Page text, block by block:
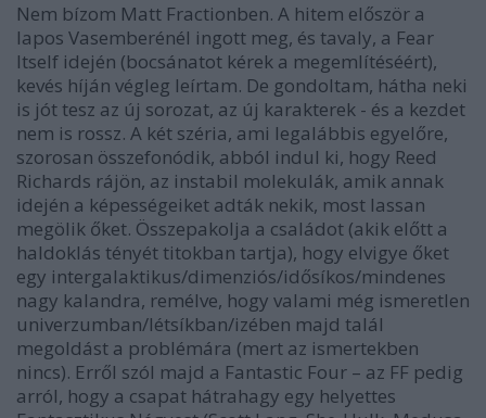
Nem bízom Matt Fractionben. A hitem először a
lapos Vasemberénél ingott meg, és tavaly, a Fear
Itself idején (bocsánatot kérek a megemlítéséért),
kevés híján végleg leírtam. De gondoltam, hátha neki
is jót tesz az új sorozat, az új karakterek - és a kezdet
nem is rossz. A két széria, ami legalábbis egyelőre,
szorosan összefonódik, abból indul ki, hogy Reed
Richards rájön, az instabil molekulák, amik annak
idején a képességeiket adták nekik, most lassan
megölik őket. Összepakolja a családot (akik előtt a
haldoklás tényét titokban tartja), hogy elvigye őket
egy intergalaktikus/dimenziós/idősíkos/mindenes
nagy kalandra, remélve, hogy valami még ismeretlen
univerzumban/létsíkban/izében majd talál
megoldást a problémára (mert az ismertekben
nincs). Erről szól majd a Fantastic Four – az FF pedig
arról, hogy a csapat hátrahagy egy helyettes